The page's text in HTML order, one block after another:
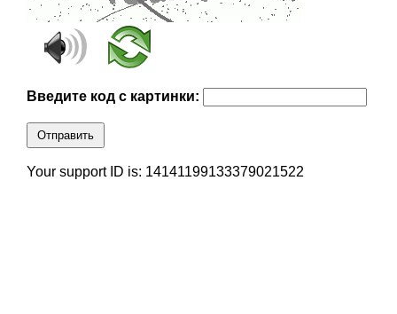
Введите код с картинки:
Отправить
Your support ID is: 14141199133379021522